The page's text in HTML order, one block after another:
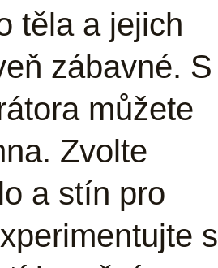
těla a jejich
zábavné. S
můžete
Zvolte
a stín pro
s